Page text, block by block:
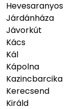
Hevesaranyos
Járdánháza
Jávorkút
Kács
Kál
Kápolna
Kazincbarcika
Kerecsend
Királd